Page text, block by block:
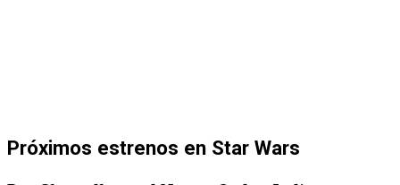
Próximos estrenos en Star Wars